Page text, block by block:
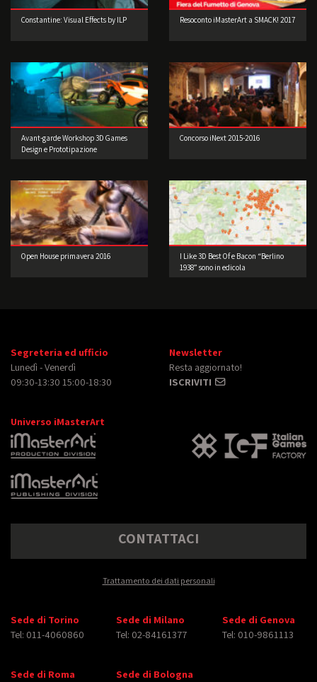
Constantine: Visual Effects by ILP Resoconto iMasterArt a SMACK! 2017
Avant-garde Workshop 3D Games
Design e Prototipazione
Concorso iNext 2015-2016
Open House primavera 2016
I Like 3D Best Of e Bacon “Berlino
1938” sono in edicola
Segreteria ed ufficio
Lunedì - Venerdì
09:30-13:30 15:00-18:30
Newsletter
Resta aggiornato!
ISCRIVITI
Universo iMasterArt
CONTATTACI
Trattamento dei dati personali
Sede di Torino
Tel: 011-4060860
Sede di Milano
Tel: 02-84161377
Sede di Genova
Tel: 010-9861113
Sede di Roma
Sede di Bologna